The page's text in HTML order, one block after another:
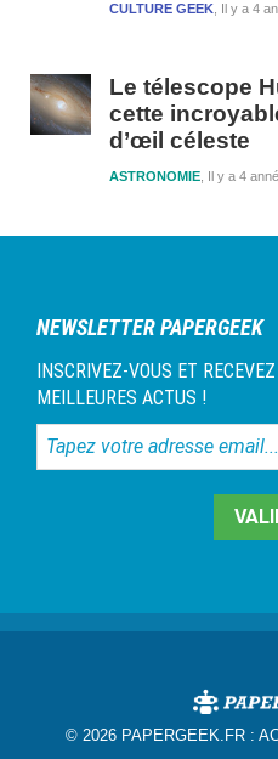
Il y a 4
CULTURE GEEK
Le télescope
cette
d’œil céleste
Il y a 4
ASTRONOMIE
NEWSLETTER PAPERGEEK
INSCRIVEZ-VOUS ET
MEILLEURES ACTUS !
Tapez
votre
© 2026 PAPERGEEK.FR :